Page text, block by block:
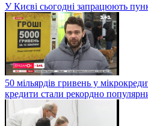
У Києві сьогодні запрацюють
50 мільярдів гривень у
кредити стали рекордно